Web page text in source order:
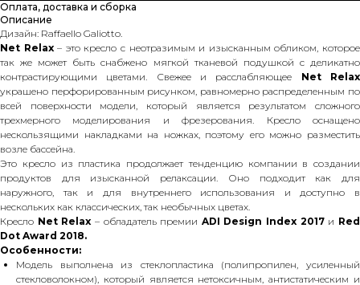
Оплата, доставка и сборка
Описание
Дизайн: Raffaello Galiotto.
Net Relax– это кресло с неотразимым и изысканным обликом, которое
так же может быть снабжено мягкой тканевой подушкой с деликатно
контрастирующими цветами. Свежее и расслабляющее Net Relax
украшено перфорированным рисунком, равномерно распределенным по
всей поверхности модели, который является результатом сложного
трехмерного моделирования и фрезерования. Кресло оснащено
нескользящими накладками на ножках, поэтому его можно разместить
возле бассейна.
Это кресло из пластика продолжает тенденцию компании в создании
продуктов для изысканной релаксации. Оно подходит как для
наружного, так и для внутреннего использования и доступно в
нескольких как классических, так необычных цветах.
Кресло Net Relax – обладатель премии ADI Design Index 2017 и Red
Dot Award 2018.
Особенности:
Модель выполнена из стеклопластика (полипропилен, усиленный
стекловолокном), который является нетоксичным, антистатическим и